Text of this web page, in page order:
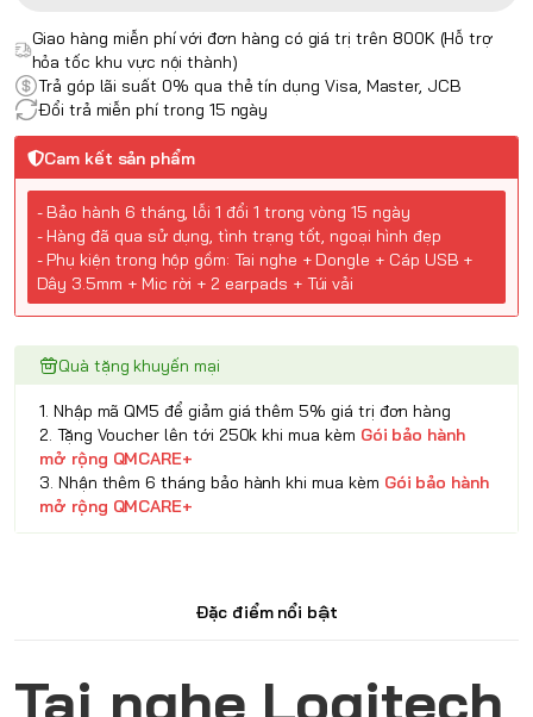
Giao hàng miễn phí với đơn hàng có giá trị trên 800K (Hỗ trợ
hỏa tốc khu vực nội thành)
Trả góp lãi suất 0% qua thẻ tín dụng Visa, Master, JCB
Đổi trả miễn phí trong 15 ngày
Cam kết sản phẩm
- Bảo hành 6 tháng, lỗi 1 đổi 1 trong vòng 15 ngày
- Hàng đã qua sử dụng, tình trạng tốt, ngoại hình đẹp
- Phụ kiện trong hộp gồm: Tai nghe + Dongle + Cáp USB +
Dây 3.5mm + Mic rời + 2 earpads + Túi vải
Quà tặng khuyến mại
1. Nhập mã QM5 để giảm giá thêm 5% giá trị đơn hàng
2. Tặng Voucher lên tới 250k khi mua kèm Gói bảo hành
mở rộng QMCARE+
3. Nhận thêm 6 tháng bảo hành khi mua kèm Gói bảo hành
mở rộng QMCARE+
Đặc điểm nổi bật
Tai nghe Logitech